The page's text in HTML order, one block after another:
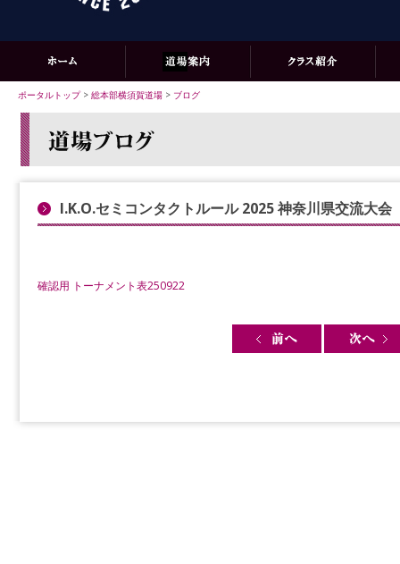
ポータルトップ> 総本部横須賀道場 > ブログ
I.K.O.セミコンタクトルール 2025 神奈川県交流大会
確認用 トーナメント表250922